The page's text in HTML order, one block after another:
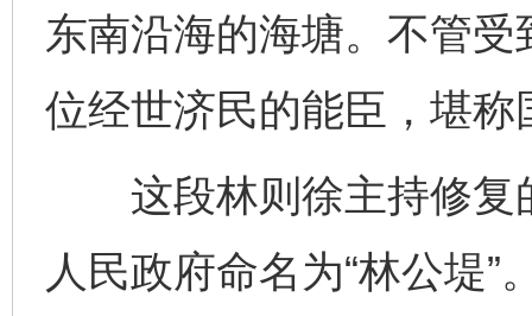
东南沿海的海塘。不管
位经世济民的能臣，堪
这段林则徐主持修复
人民政府命名为“林公堤